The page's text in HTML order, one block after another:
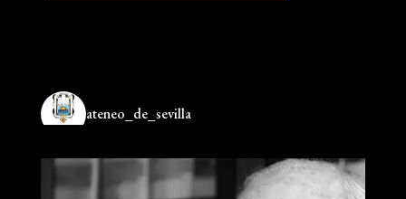
ateneo_de_sevilla